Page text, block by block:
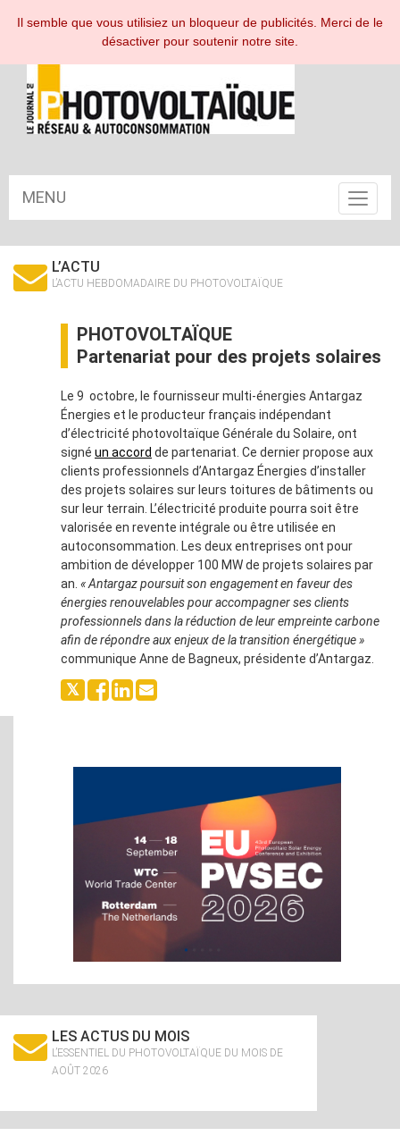
ESPACE ABONNÉ
MENU
Toggle
L’ACTU
L’ACTU HEBDOMADAIRE DU PHOTOVOLTAÏQUE
PHOTOVOLTAÏQUE
Partenariat pour des projets solaires
Le 9 octobre, le fournisseur multi-énergies Antargaz
Énergies et le producteur français indépendant
d’électricité photovoltaïque Générale du Solaire, ont
signé un accord de partenariat. Ce dernier propose aux
clients professionnels d’Antargaz Énergies d’installer
des projets solaires sur leurs toitures de bâtiments ou
sur leur terrain. L’électricité produite pourra soit être
valorisée en revente intégrale ou être utilisée en
autoconsommation. Les deux entreprises ont pour
ambition de développer 100 MW de projets solaires par
an. « Antargaz poursuit son engagement en faveur des
énergies renouvelables pour accompagner ses clients
professionnels dans la réduction de leur empreinte carbone
afin de répondre aux enjeux de la transition énergétique »
communique Anne de Bagneux, présidente d’Antargaz.
LES ACTUS DU MOIS
L’ESSENTIEL DU PHOTOVOLTAÏQUE DU MOIS DE
AOÛT 2026
Il semble que vous utilisiez un bloqueur de publicités. Merci de le
désactiver pour soutenir notre site.